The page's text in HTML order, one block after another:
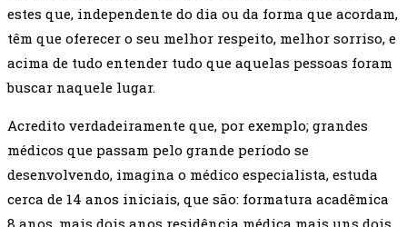
estes que, independente do dia ou da forma que acordam,
têm que oferecer o seu melhor respeito, melhor sorriso, e
acima de tudo entender tudo que aquelas pessoas foram
buscar naquele lugar.
Acredito verdadeiramente que, por exemplo; grandes
médicos que passam pelo grande período se
desenvolvendo, imagina o médico especialista, estuda
cerca de 14 anos iniciais, que são: formatura acadêmica